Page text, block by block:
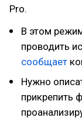
Pro.
В этом
проводить
сообщает
Нужно
прикрепить